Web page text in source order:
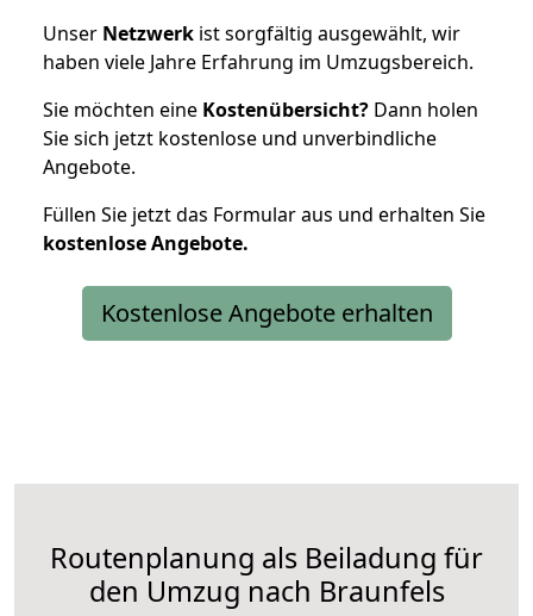
Unser Netzwerk ist sorgfältig ausgewählt, wir
haben viele Jahre Erfahrung im Umzugsbereich.
Sie möchten eine Kostenübersicht? Dann holen
Sie sich jetzt kostenlose und unverbindliche
Angebote.
Füllen Sie jetzt das Formular aus und erhalten Sie
kostenloseAngebote.
Kostenlose Angebote erhalten
Routenplanung als Beiladung für
den Umzug nach Braunfels